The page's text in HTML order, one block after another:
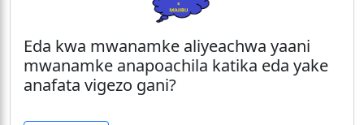
Eda kwa mwanamke aliyeachwa yaani
mwanamke anapoachila katika eda yake
anafata vigezo gani?